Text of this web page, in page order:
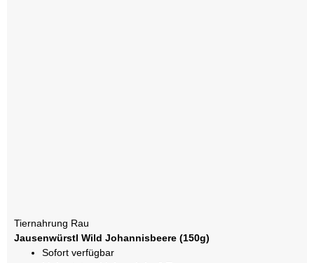
Tiernahrung Rau
Jausenwürstl Wild Johannisbeere (150g)
Sofort verfügbar